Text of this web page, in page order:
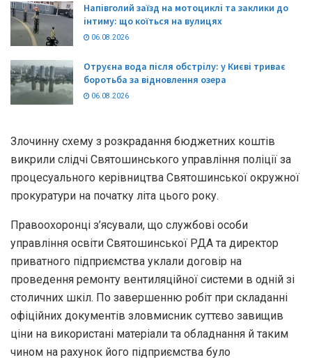
Напівголий заїзд на мотоциклі та заклики до
інтиму: що коїться на вулицях
06.08.2026
Отруєна вода після обстрілу: у Києві триває
боротьба за відновлення озера
06.08.2026
Злочинну схему з розкрадання бюджетних коштів
викрили слідчі Святошинського управління поліції за
процесуального керівництва Святошинської окружної
прокуратури на початку літа цього року.
Правоохоронці з’ясували, що службові особи
управління освіти Святошинської РДА та директор
приватного підприємства уклали договір на
проведення ремонту вентиляційної системи в одній зі
столичних шкіл. По завершенню робіт при складанні
офіційних документів зловмисник суттєво завищив
ціни на використані матеріали та обладнання й таким
чином на рахунок його підприємства було